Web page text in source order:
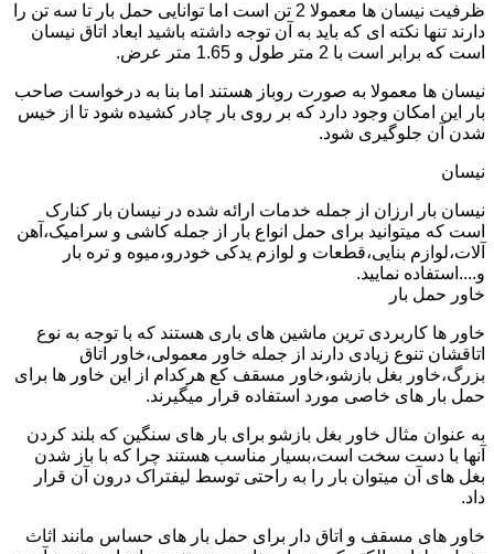
ظرفیت نیسان ها معمولا 2 تن است اما توانایی حمل بار تا سه تن را
دارند تنها نکته ای که باید به آن توجه داشته باشید ابعاد اتاق نیسان
است که برابر است با 2 متر طول و 1.65 متر عرض.
نیسان ها معمولا به صورت روباز هستند اما بنا به درخواست صاحب
بار این امکان وجود دارد که بر روی بار چادر کشیده شود تا از خیس
شدن آن جلوگیری شود.
نیسان
نیسان بار ارزان از جمله خدمات ارائه شده در نیسان بار کنارک
است که میتوانید برای حمل انواع بار از جمله کاشی و سرامیک،آهن
آلات،لوازم بنایی،قطعات و لوازم یدکی خودرو،میوه و تره بار
و....استفاده نمایید.
خاور حمل بار
خاور ها کاربردی ترین ماشین های باری هستند که با توجه به نوع
اتاقشان تنوع زیادی دارند از جمله خاور معمولی،خاور اتاق
بزرگ،خاور بغل بازشو،خاور مسقف کع هرکدام از این خاور ها برای
حمل بار های خاصی مورد استفاده قرار میگیرند.
به عنوان مثال خاور بغل بازشو برای بار های سنگین که بلند کردن
آنها با دست سخت است،بسیار مناسب هستند چرا که با باز شدن
بغل های آن میتوان بار را به راحتی توسط لیفتراک درون آن قرار
داد.
خاور های مسقف و اتاق دار برای حمل بار های حساس مانند اثاث